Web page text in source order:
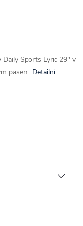
Daily Sports Lyric 29" v
pasem. Detailní